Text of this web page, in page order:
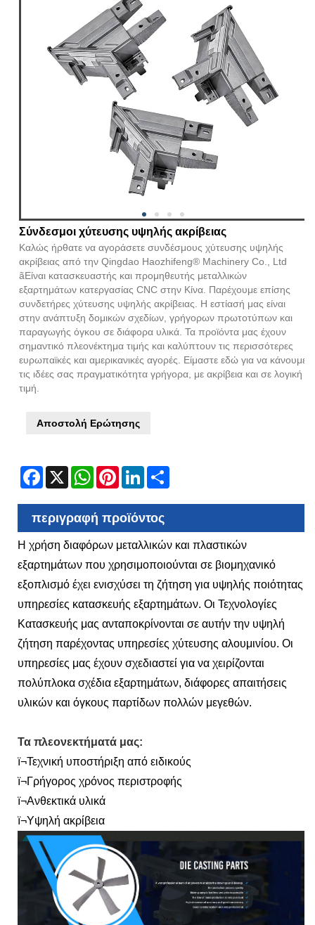
Σύνδεσμοι χύτευσης υψηλής ακρίβειας
Καλώς ήρθατε να αγοράσετε συνδέσμους χύτευσης υψηλής
ακρίβειας από την Qingdao Haozhifeng® Machinery Co., Ltd
ãΕίναι κατασκευαστής και προμηθευτής μεταλλικών
εξαρτημάτων κατεργασίας CNC στην Κίνα. Παρέχουμε επίσης
συνδετήρες χύτευσης υψηλής ακρίβειας. Η εστίασή μας είναι
στην ανάπτυξη δομικών σχεδίων, γρήγορων πρωτοτύπων και
παραγωγής όγκου σε διάφορα υλικά. Τα προϊόντα μας έχουν
σημαντικό πλεονέκτημα τιμής και καλύπτουν τις περισσότερες
ευρωπαϊκές και αμερικανικές αγορές. Είμαστε εδώ για να κάνουμε
τις ιδέες σας πραγματικότητα γρήγορα, με ακρίβεια και σε λογική
τιμή.
Αποστολή Ερώτησης
Facebook
X WhatsAppPinterestLinkedIn
περιγραφή προϊόντος
Η χρήση διαφόρων μεταλλικών και πλαστικών
εξαρτημάτων που χρησιμοποιούνται σε βιομηχανικό
εξοπλισμό έχει ενισχύσει τη ζήτηση για υψηλής ποιότητας
υπηρεσίες κατασκευής εξαρτημάτων. Οι Τεχνολογίες
Κατασκευής μας ανταποκρίνονται σε αυτήν την υψηλή
ζήτηση παρέχοντας υπηρεσίες χύτευσης αλουμινίου. Οι
υπηρεσίες μας έχουν σχεδιαστεί για να χειρίζονται
πολύπλοκα σχέδια εξαρτημάτων, διάφορες απαιτήσεις
υλικών και όγκους παρτίδων πολλών μεγεθών.
Τα πλεονεκτήματά μας:
ï¬Τεχνική υποστήριξη από ειδικούς
ï¬Γρήγορος χρόνος περιστροφής
ï¬Ανθεκτικά υλικά
ï¬Υψηλή ακρίβεια